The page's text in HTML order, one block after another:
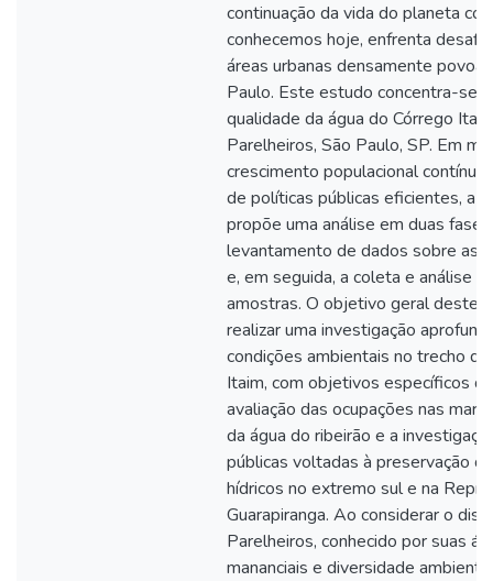
continuação da vida do planeta
conhecemos hoje, enfrenta
áreas urbanas densamente
Paulo. Este estudo concentra-se
qualidade da água do Córrego
Parelheiros, São Paulo, SP. Em
crescimento populacional contínuo
de políticas públicas eficientes, a
propõe uma análise em duas
levantamento de dados sobre as
e, em seguida, a coleta e análise
amostras. O objetivo geral deste
realizar uma investigação
condições ambientais no trecho
Itaim, com objetivos específicos
avaliação das ocupações nas
da água do ribeirão e a
públicas voltadas à preservação
hídricos no extremo sul e na
Guarapiranga. Ao considerar o
Parelheiros, conhecido por suas
mananciais e diversidade